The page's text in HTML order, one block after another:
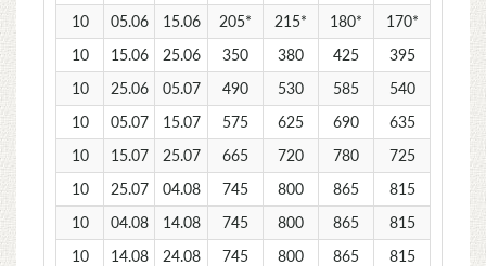
10
05.06 15.06 205* 215* 180*
170*
10
15.06 25.06 350 380 425
395
10
25.06 05.07 490 530 585
540
10
05.07 15.07 575 625 690
635
10
15.07 25.07 665 720 780
725
10
25.07 04.08 745 800 865
815
10
04.08 14.08 745 800 865
815
10
14.08 24.08 745 800 865
815